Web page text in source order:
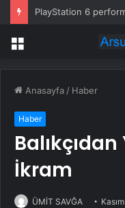
PlayStation 6
Menü
Anasayfa / Haber
Haber
İkram
ÜMİT SAVĞA